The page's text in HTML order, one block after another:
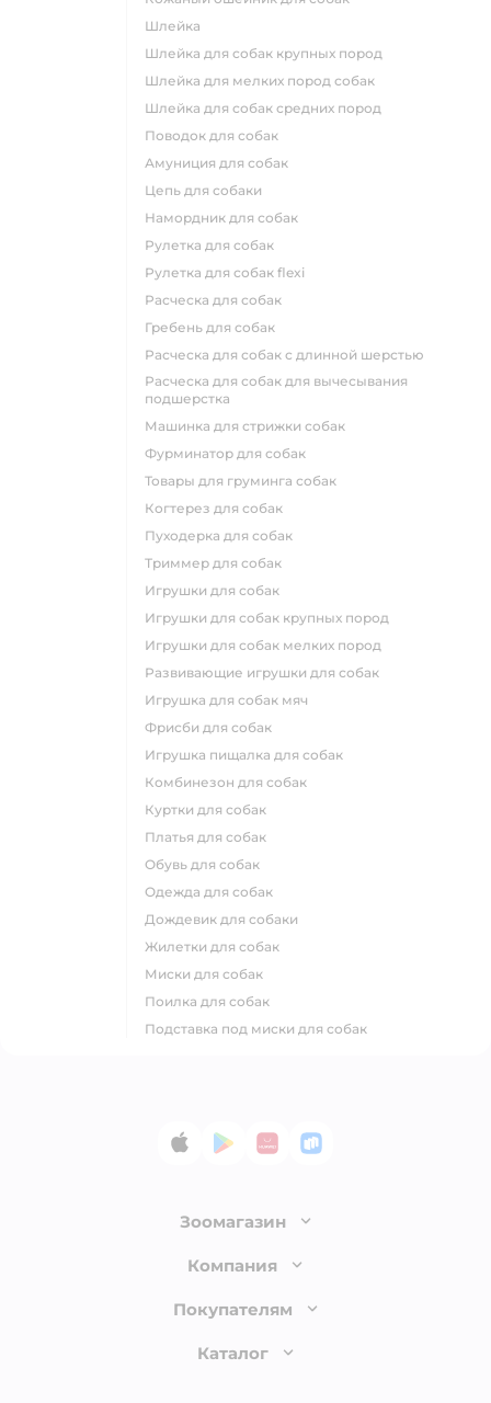
шлейка
шлейка для собак крупных пород
шлейка для мелких пород собак
шлейка для собак средних пород
поводок для собак
амуниция для собак
цепь для собаки
намордник для собак
рулетка для собак
рулетка для собак flexi
расческа для собак
гребень для собак
расческа для собак с длинной шерстью
расческа для собак для вычесывания
подшерстка
машинка для стрижки собак
фурминатор для собак
товары для груминга собак
когтерез для собак
пуходерка для собак
триммер для собак
игрушки для собак
игрушки для собак крупных пород
игрушки для собак мелких пород
развивающие игрушки для собак
игрушка для собак мяч
фрисби для собак
игрушка пищалка для собак
комбинезон для собак
куртки для собак
платья для собак
обувь для собак
одежда для собак
дождевик для собаки
жилетки для собак
миски для собак
поилка для собак
подставка под миски для собак
App StoreGoogle Play
AppGallery
RuStore
Зоомагазин
Лицензия
Доставка и оплата
Обмен и возврат товара
Компания
О компании
Покупателям
Бонусные карты
Каталог